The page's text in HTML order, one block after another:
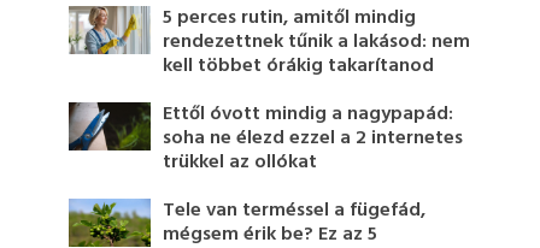
5 perces rutin, amitől mindig
rendezettnek tűnik a lakásod: nem
kell többet órákig takarítanod
Ettől óvott mindig a nagypapád:
soha ne élezd ezzel a 2 internetes
trükkel az ollókat
Tele van terméssel a fügefád,
mégsem érik be? Ez az 5